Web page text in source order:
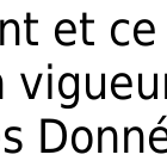
et